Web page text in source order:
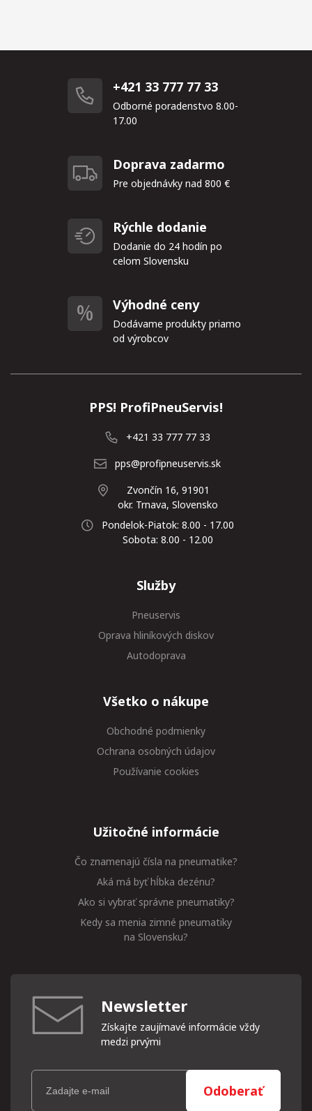
+421 33 777 77 33
Odborné poradenstvo 8.00-
17.00
Doprava zadarmo
Pre objednávky nad 800 €
Rýchle dodanie
Dodanie do 24 hodín po
celom Slovensku
Výhodné ceny
Dodávame produkty priamo
od výrobcov
PPS! ProfiPneuServis!
+421 33 777 77 33
pps@profipneuservis.sk
Zvončín 16, 91901
okr. Trnava, Slovensko
Pondelok-Piatok: 8.00 - 17.00
Sobota: 8.00 - 12.00
Služby
Pneuservis
Oprava hliníkových diskov
Autodoprava
Všetko o nákupe
Obchodné podmienky
Ochrana osobných údajov
Používanie cookies
Užitočné informácie
Čo znamenajú čísla na pneumatike?
Aká má byť hĺbka dezénu?
Ako si vybrať správne pneumatiky?
Kedy sa menia zimné pneumatiky
na Slovensku?
Newsletter
Získajte zaujímavé informácie vždy
medzi prvými
Odoberať